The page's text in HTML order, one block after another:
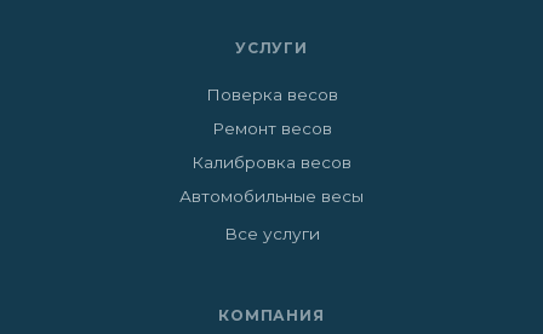
УСЛУГИ
Поверка весов
Ремонт весов
Калибровка весов
Автомобильные весы
Все услуги
КОМПАНИЯ